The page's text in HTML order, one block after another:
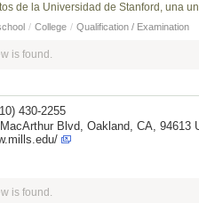
de la Universidad de Stanford, una
/ College / Qualification / Examination
is found.
430-2255
Blvd, Oakland, CA, 94613
is found.